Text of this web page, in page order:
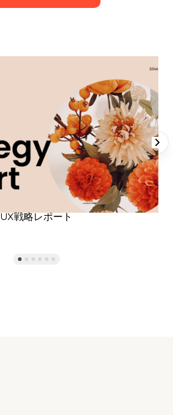
UX戦略レポート